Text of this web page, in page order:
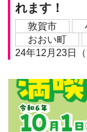
れます！
敦賀市
おおい町
24年12月23日（